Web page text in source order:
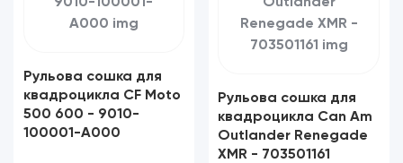
Рульова сошка для
квадроцикла CF Moto
500 600 - 9010-
100001-A000
Рульова сошка для
квадроцикла Can Am
Outlander Renegade
XMR - 703501161